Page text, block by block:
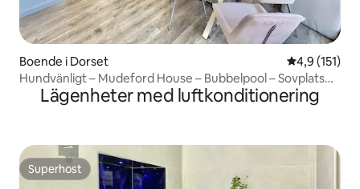
Boende i Dorset 4,9 av 5 i
4,9 (151)
Hundvänligt – Mudeford House – Bubbelpool – Sovplats
för 4Lägenheter med luftkonditionering
Superhost
Superhost